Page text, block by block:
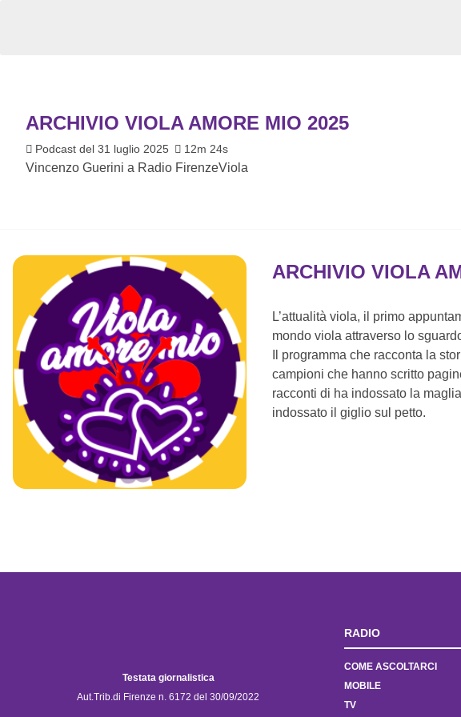
ARCHIVIO VIOLA AMORE MIO 2025
Podcast del 31 luglio 2025 12m 24s
Vincenzo Guerini a Radio FirenzeViola
ARCHIVIO VIOLA
L’attualità viola, il primo
mondo viola attraverso lo
Il programma che racconta la
campioni che hanno scritto
racconti di ha indossato la
indossato il giglio sul petto.
Testata giornalistica
Aut.Trib.di Firenze n. 6172 del 30/09/2022
RADIO
COME ASCOLTARCI
MOBILE
TV